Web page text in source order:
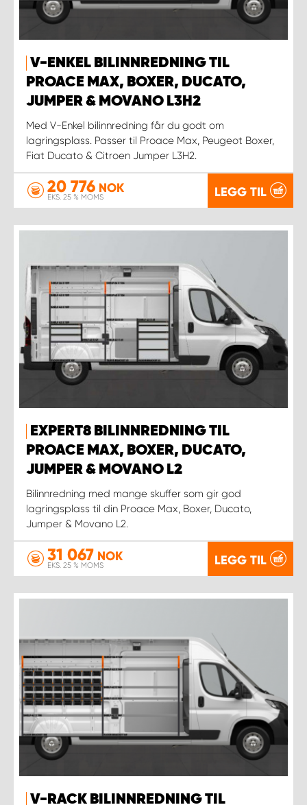
V-ENKEL BILINNREDNING TIL
PROACE MAX, BOXER, DUCATO,
JUMPER & MOVANO L3H2
Med V-Enkel bilinnredning får du godt om
lagringsplass. Passer til Proace Max, Peugeot Boxer,
Fiat Ducato & Citroen Jumper L3H2.
20 776 NOK
EKS. 25 % MOMS LEGG TIL
EXPERT8 BILINNREDNING TIL
PROACE MAX, BOXER, DUCATO,
JUMPER & MOVANO L2
Bilinnredning med mange skuffer som gir god
lagringsplass til din Proace Max, Boxer, Ducato,
Jumper & Movano L2.
31 067 NOK
EKS. 25 % MOMS LEGG TIL
V-RACK BILINNREDNING TIL